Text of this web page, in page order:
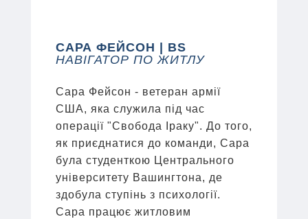
САРА ФЕЙСОН | BS
НАВІГАТОР ПО ЖИТЛУ
Сара Фейсон - ветеран армії
США, яка служила під час
операції "Свобода Іраку". До того,
як приєднатися до команди, Сара
була студенткою Центрального
університету Вашингтона, де
здобула ступінь з психології.
Сара працює житловим